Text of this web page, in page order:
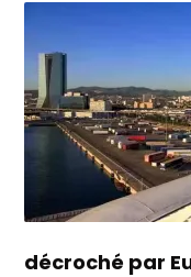
décroché par